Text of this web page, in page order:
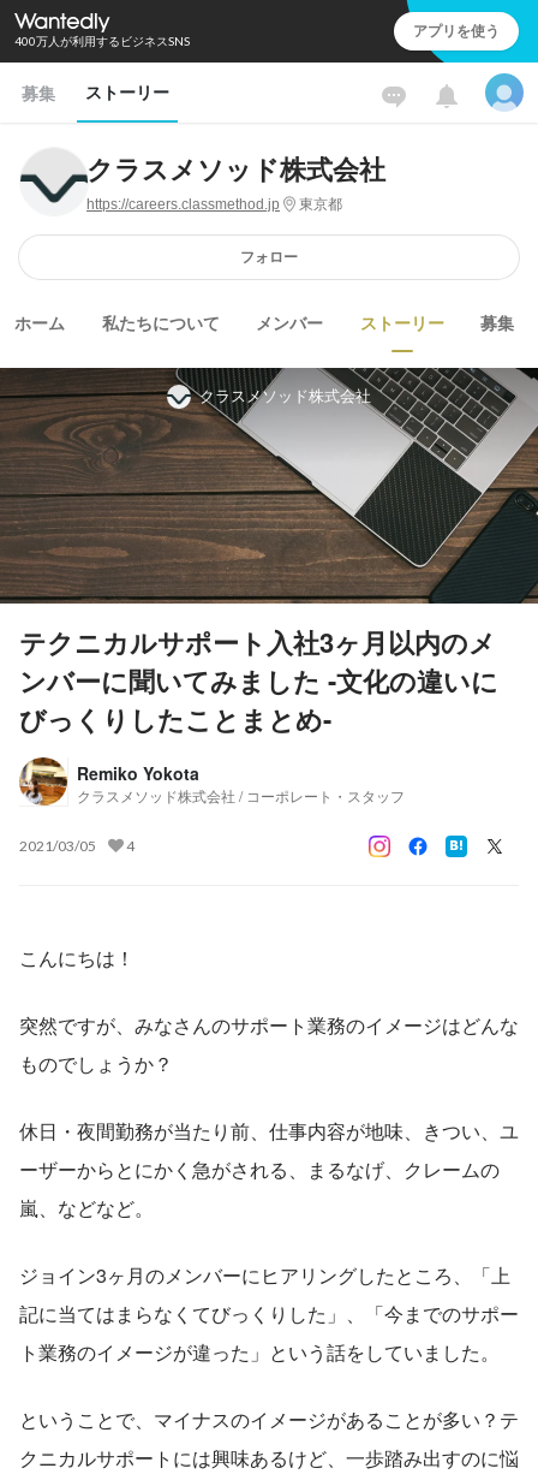
400万人が利用するビジネスSNS アプリを使う
募集 ストーリー
クラスメソッド株式会社
https://careers.classmethod.jp 東京都
フォロー
ホーム 私たちについて メンバー ストーリー 募集
クラスメソッド株式会社
テクニカルサポート入社3ヶ月以内のメ
ンバーに聞いてみました -文化の違いに
びっくりしたことまとめ-
Remiko Yokota
クラスメソッド株式会社 / コーポレート・スタッフ
2021/03/05 4
こんにちは！
突然ですが、みなさんのサポート業務のイメージはどんな
ものでしょうか？
休日・夜間勤務が当たり前、仕事内容が地味、きつい、ユ
ーザーからとにかく急がされる、まるなげ、クレームの
嵐、などなど。
ジョイン3ヶ月のメンバーにヒアリングしたところ、「上
記に当てはまらなくてびっくりした」、「今までのサポー
ト業務のイメージが違った」という話をしていました。
ということで、マイナスのイメージがあることが多い？テ
クニカルサポートには興味あるけど、一歩踏み出すのに悩